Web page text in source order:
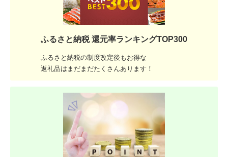
ふるさと納税 還元率ランキングTOP300
ふるさと納税の制度改定後もお得な
返礼品はまだまだたくさんあります！